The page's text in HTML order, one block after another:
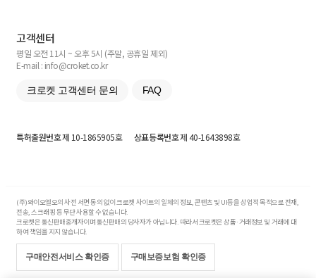
고객센터
평일 오전 11시 ~ 오후 5시 (주말, 공휴일 제외)
E-mail : info@croket.co.kr
크로켓 고객센터 문의 FAQ
특허출원번호제 10-1865905호 상표등록번호제 40-1643898호
(주)와이오엘오의 사전 서면 동의 없이 크로켓 사이트의 일체의 정보, 콘텐츠 및 UI등을 상업적 목적으로 전재,
전송, 스크래핑 등 무단 사용할 수 없습니다.
크로켓은 통신판매중개자이며 통신판매의 당사자가 아닙니다. 따라서 크로켓은 상품·거래정보 및 거래에 대
하여 책임을 지지 않습니다.
구매안전서비스 확인증 구매보증보험 확인증